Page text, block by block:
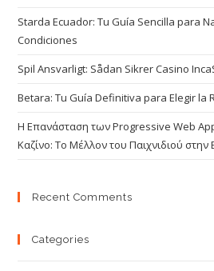
Starda Ecuador: Tu Guía Sencilla para
Condiciones
Spil Ansvarligt: Sådan Sikrer Casino
Betara: Tu Guía Definitiva para Elegir la
Η Επανάσταση των Progressive Web
Καζίνο: Το Μέλλον του Παιχνιδιού στην
Recent Comments
Categories